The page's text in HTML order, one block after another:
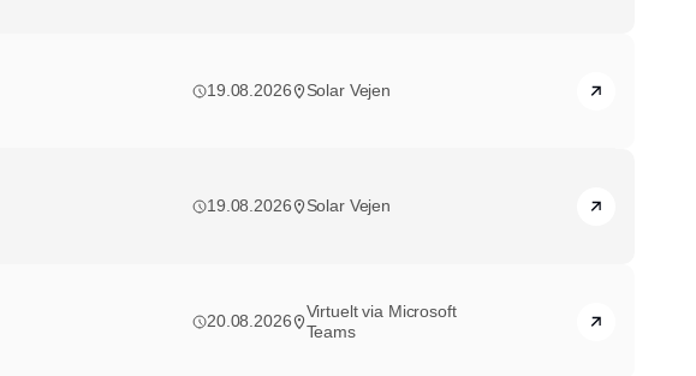
19.08.2026 Solar Vejen
19.08.2026 Solar Vejen
20.08.2026
Virtuelt via Microsoft
Teams